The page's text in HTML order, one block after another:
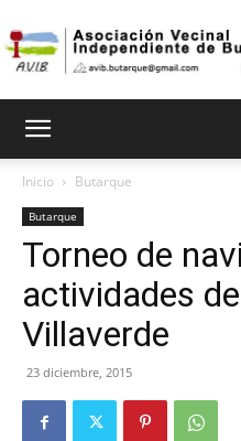
Inicio Butarque
Butarque
Torneo de
actividades
Villaverde
23 diciembre, 2015